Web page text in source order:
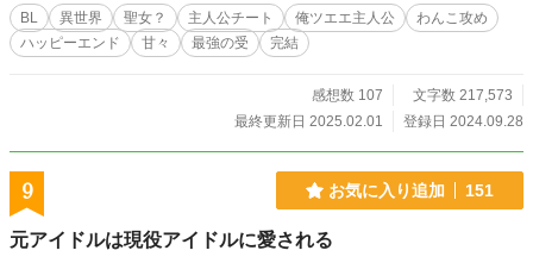
を絶やさぬよう、神の力だか何だか知らんが、聖女の家系の
魔力の強い男、つまり聖女になりうる男は|胎《はら》めるよ
うになった。 「その聖女の家系がゲイルのところ。 だからゲ
「クソが！！男だとか女だとかを気にしろよ！！ 構えよ！そ
こは構いまくれよ！！ こっちを孕ませたらおけ、みたいなの
やらを無事回避できるのか？！ ※※※※※※※※ こちらは
「もう我慢なんてしません！家族にうとまれていた俺は、家
ンオフ作品となります。 本編とリンクしつつ微妙に違う世界
BL 異世界 聖女？ 主人公チート 俺ツエエ主人公
わんこ攻め
ハッピーエンド
甘々 最強の受 完結
感想数 107
文字数 217,573
最終更新日 2025.02.01
登録日 2024.09.28
9 お気に入り追加 151
元アイドルは現役アイドルに愛される